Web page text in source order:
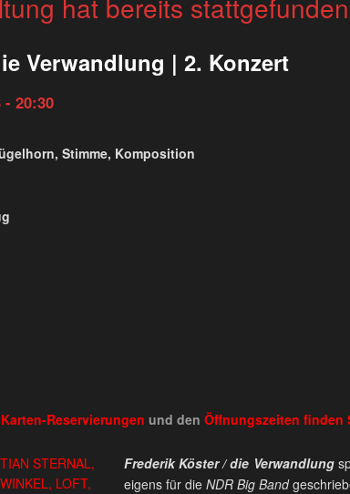
Verwandlung | 2. Konzert
- 20:30
Stimme, Komposition
Reservierungen und den Öffnungszeiten finden
Frederik Köster / die Verwandlung
eigens für die NDR Big Band